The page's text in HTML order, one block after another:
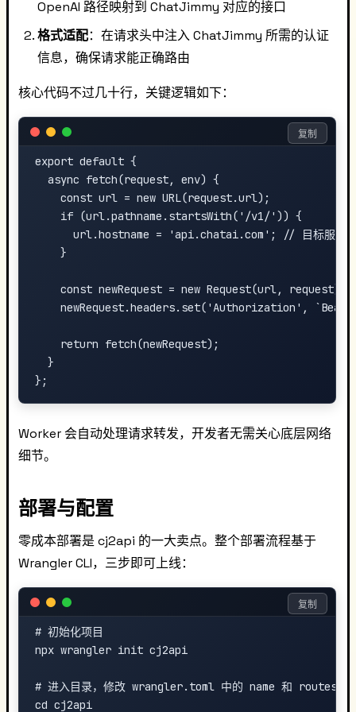
OpenAI 路径映射到 ChatJimmy 对应的接口
格式适配：在请求头中注入 ChatJimmy 所需的认证
信息，确保请求能正确路由
核心代码不过几十行，关键逻辑如下：
export default {
  async fetch(request, env) {
    const url = new URL(request.url);
    if (url.pathname.startsWith('/v1/')) {
url.hostname = 'api.chatai.com'; // 目标服务
    }
    const newRequest = new Request(url, request);
newRequest.headers.set('Authorization',
    return fetch(newRequest);
  }
复制
Worker 会自动处理请求转发，开发者无需关心底层网络
细节。
部署与配置
零成本部署是 cj2api 的一大卖点。整个部署流程基于
Wrangler CLI，三步即可上线：
# 初始化项目
npx wrangler init cj2api
# 进入目录，修改 wrangler.toml 中的 name 和 routes
cd cj2api
复制